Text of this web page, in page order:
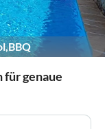
für genaue